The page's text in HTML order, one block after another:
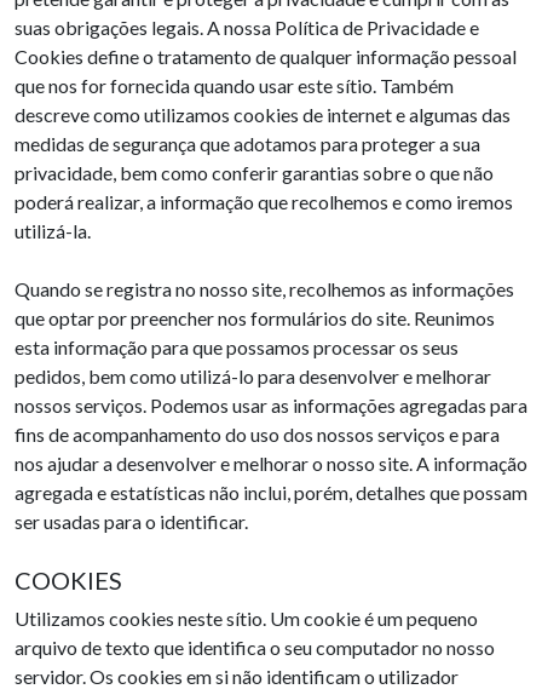
suas obrigações legais. A nossa Política de Privacidade e
Cookies define o tratamento de qualquer informação pessoal
que nos for fornecida quando usar este sítio. Também
descreve como utilizamos cookies de internet e algumas das
medidas de segurança que adotamos para proteger a sua
privacidade, bem como conferir garantias sobre o que não
poderá realizar, a informação que recolhemos e como iremos
utilizá-la.
Quando se registra no nosso site, recolhemos as informações
que optar por preencher nos formulários do site. Reunimos
esta informação para que possamos processar os seus
pedidos, bem como utilizá-lo para desenvolver e melhorar
nossos serviços. Podemos usar as informações agregadas para
fins de acompanhamento do uso dos nossos serviços e para
nos ajudar a desenvolver e melhorar o nosso site. A informação
agregada e estatísticas não inclui, porém, detalhes que possam
ser usadas para o identificar.
COOKIES
Utilizamos cookies neste sítio. Um cookie é um pequeno
arquivo de texto que identifica o seu computador no nosso
servidor. Os cookies em si não identificam o utilizador